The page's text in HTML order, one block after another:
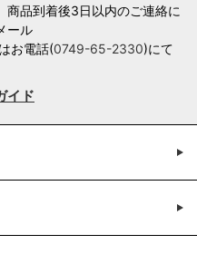
商品到着後3日以内のご連絡に
ール
お電話(0749-65-2330)にて
イド